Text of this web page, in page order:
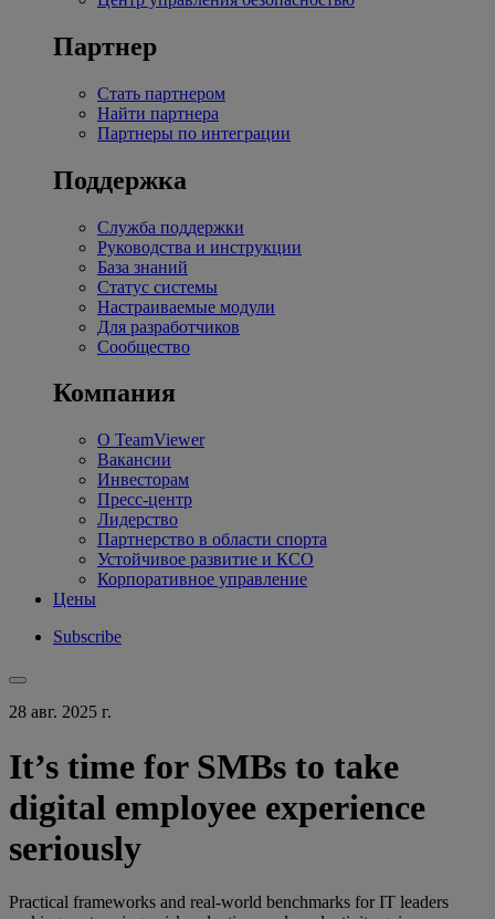
Партнер
Стать партнером
Найти партнера
Партнеры по интеграции
Поддержка
Служба поддержки
Руководства и инструкции
База знаний
Статус системы
Настраиваемые модули
Для разработчиков
Сообщество
Компания
О TeamViewer
Вакансии
Инвесторам
Пресс-центр
Лидерство
Партнерство в области спорта
Устойчивое развитие и КСО
Корпоративное управление
Цены
Subscribe
28 авг. 2025 г.
It’s time for SMBs to take
digital employee experience
seriously
Practical frameworks and real-world benchmarks for IT leaders